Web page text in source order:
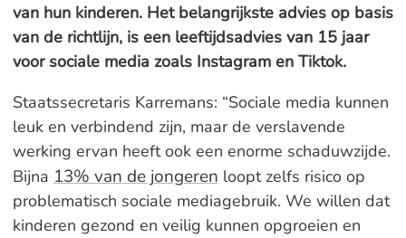
van hun kinderen. Het belangrijkste advies op basis
van de richtlijn, is een leeftijdsadvies van 15 jaar
voor sociale media zoals Instagram en Tiktok.
Staatssecretaris Karremans: “Sociale media kunnen
leuk en verbindend zijn, maar de verslavende
werking ervan heeft ook een enorme schaduwzijde.
Bijna 13% van de jongeren loopt zelfs risico op
problematisch sociale mediagebruik. We willen dat
kinderen gezond en veilig kunnen opgroeien en